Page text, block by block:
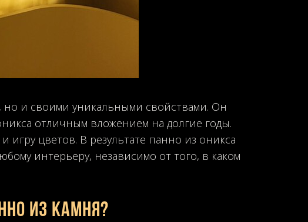
но и своими уникальными свойствами. Он
отличным вложением на долгие годы.
игру цветов. В результате панно из оникса
интерьеру, независимо от того, в каком
из камня?